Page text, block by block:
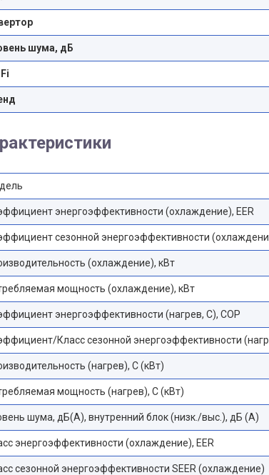
шума, дБ
энергоэффективности (охлаждение), EER
сезонной энергоэффективности
(охлаждение), кВт
мощность (охлаждение), кВт
энергоэффективности (нагрев, С), COP
Класс сезонной энергоэффективности
(нагрев), С (кВт)
мощность (нагрев), С (кВт)
шума, дБ(A), внутренний блок (низк./выс.), дБ (А)
энергоэффективности (охлаждение), EER
сезонной энергоэффективности SEER (охлаждение)